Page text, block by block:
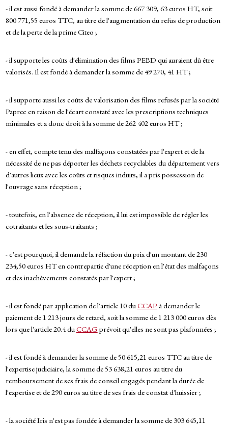
- il est aussi fondé à demander la somme de 667 309, 63 euros HT, soit
800 771,55 euros TTC, au titre de l'augmentation du refus de production
et de la perte de la prime Citeo ;
- il supporte les coûts d'élimination des films PEBD qui auraient dû être
valorisés. Il est fondé à demander la somme de 49 270, 41 HT ;
- il supporte aussi les coûts de valorisation des films refusés par la société
Paprec en raison de l'écart constaté avec les prescriptions techniques
minimales et a donc droit à la somme de 262 402 euros HT ;
- en effet, compte tenu des malfaçons constatées par l'expert et de la
nécessité de ne pas déporter les déchets recyclables du département vers
d'autres lieux avec les coûts et risques induits, il a pris possession de
l'ouvrage sans réception ;
- toutefois, en l'absence de réception, il lui est impossible de régler les
cotraitants et les sous-traitants ;
- c'est pourquoi, il demande la réfaction du prix d'un montant de 230
234,50 euros HT en contrepartie d'une réception en l'état des malfaçons
et des inachèvements constatés par l'expert ;
- il est fondé par application de l'article 10 duCCAP à demander le
paiement de 1 213 jours de retard, soit la somme de 1 213 000 euros dès
lors que l'article 20.4 duCCAG prévoit qu'elles ne sont pas plafonnées ;
- il est fondé à demander la somme de 50 615,21 euros TTC au titre de
l'expertise judiciaire, la somme de 53 638,21 euros au titre du
remboursement de ses frais de conseil engagés pendant la durée de
l'expertise et de 290 euros au titre de ses frais de constat d'huissier ;
- la société Iris n'est pas fondée à demander la somme de 303 645,11